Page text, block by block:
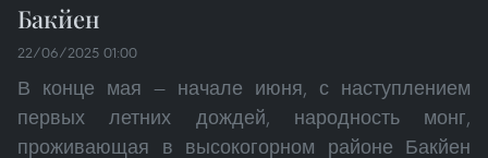
Бакйен
22/06/2025 01:00
В конце мая — начале июня, с наступлением
первых летних дождей, народность монг,
проживающая в высокогорном районе Бакйен